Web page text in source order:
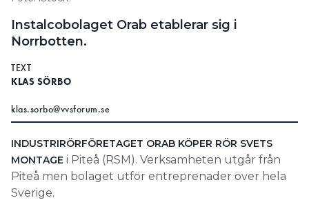
Search for:
SEARCH
Instalcobolaget Orab etablerar sig i
Norrbotten.
TEXT
KLAS SÖRBO
klas.sorbo@vvsforum.se
INDUSTRIRÖRFÖRETAGET ORAB KÖPER RÖR SVETS
MONTAGE i Piteå (RSM). Verksamheten utgår från
Piteå men bolaget utför entreprenader över hela
Sverige.